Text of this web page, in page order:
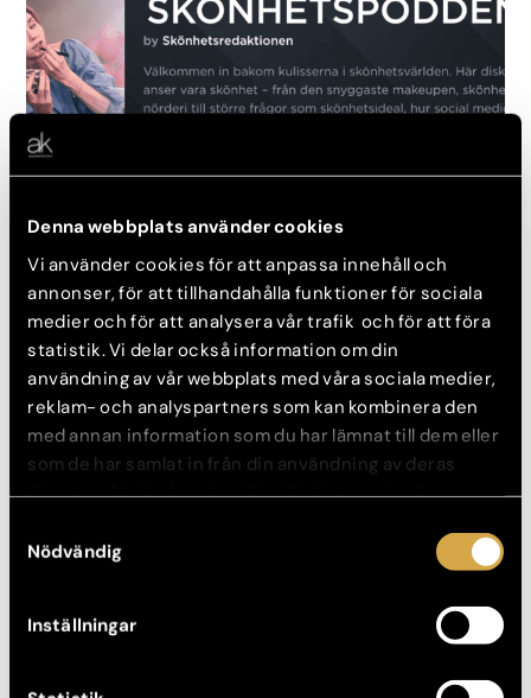
Denna webbplats använder cookies
Vi använder cookies för att anpassa innehåll och
annonser, för att tillhandahålla funktioner för sociala
medier och för att analysera vår trafik och för att föra
statistik. Vi delar också information om din
användning av vår webbplats med våra sociala medier,
reklam- och analyspartners som kan kombinera den
med annan information som du har lämnat till dem eller
som de har samlat in från din användning av deras
tjänster. Nedan kan du välja vilka kategorier du
mer information om hur varje kategori används.
Nödvändig
Inställningar
Söndagen den 14/10 medverkade Akademikliniken i podcasten
Skönhetsredaktionen.
Skönhetsredaktionen görs av Anja Skeppe Grahn, som är
skönhetsredaktör på tidningen Style by, och Maria Ahlgren,
som är skönhetsredaktör på Damernas Värld.
I avsnittet medverkar vår hudterapeut Alexandra Johansson
och vår injektionssjuksköterska Malin Hubel. De pratar om olika
typer av behandlingar, vad som är vanligast, vad som är bäst
klinik och behandlare.
Lyssna och lär av våra duktiga medarbetare!